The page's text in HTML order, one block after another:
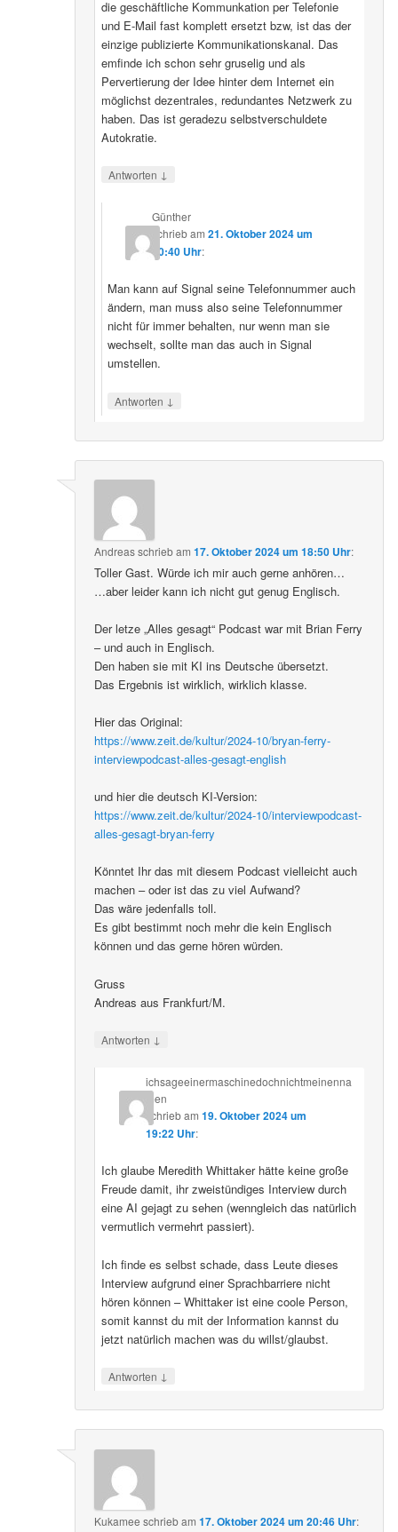
die geschäftliche Kommunkation per Telefonie
und E-Mail fast komplett ersetzt bzw, ist das der
einzige publizierte Kommunikationskanal. Das
emfinde ich schon sehr gruselig und als
Pervertierung der Idee hinter dem Internet ein
möglichst dezentrales, redundantes Netzwerk zu
haben. Das ist geradezu selbstverschuldete
Autokratie.
Antworten ↓
Günther
schriebam21. Oktober 2024 um
00:40 Uhr:
Man kann auf Signal seine Telefonnummer auch
ändern, man muss also seine Telefonnummer
nicht für immer behalten, nur wenn man sie
wechselt, sollte man das auch in Signal
umstellen.
Antworten ↓
Andreasschriebam17. Oktober 2024 um 18:50 Uhr:
Toller Gast. Würde ich mir auch gerne anhören…
…aber leider kann ich nicht gut genug Englisch.
Der letze „Alles gesagt“ Podcast war mit Brian Ferry
– und auch in Englisch.
Den haben sie mit KI ins Deutsche übersetzt.
Das Ergebnis ist wirklich, wirklich klasse.
Hier das Original:
https://www.zeit.de/kultur/2024-10/bryan-ferry-
interviewpodcast-alles-gesagt-english
und hier die deutsch KI-Version:
https://www.zeit.de/kultur/2024-10/interviewpodcast-
alles-gesagt-bryan-ferry
Könntet Ihr das mit diesem Podcast vielleicht auch
machen – oder ist das zu viel Aufwand?
Das wäre jedenfalls toll.
Es gibt bestimmt noch mehr die kein Englisch
können und das gerne hören würden.
Gruss
Andreas aus Frankfurt/M.
Antworten ↓
ichsageeinermaschinedochnichtmeinenna
men
schriebam 19. Oktober 2024 um
19:22 Uhr:
Ich glaube Meredith Whittaker hätte keine große
Freude damit, ihr zweistündiges Interview durch
eine AI gejagt zu sehen (wenngleich das natürlich
vermutlich vermehrt passiert).
Ich finde es selbst schade, dass Leute dieses
Interview aufgrund einer Sprachbarriere nicht
hören können – Whittaker ist eine coole Person,
somit kannst du mit der Information kannst du
jetzt natürlich machen was du willst/glaubst.
Antworten ↓
Kukamee schriebam17. Oktober 2024 um 20:46 Uhr: